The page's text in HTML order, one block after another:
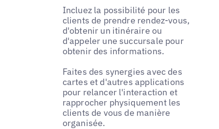
Incluez la possibilité pour les
clients de prendre rendez-vous,
d'obtenir un itinéraire ou
d'appeler une succursale pour
obtenir des informations.
Faites des synergies avec des
cartes et d'autres applications
pour relancer l'interaction et
rapprocher physiquement les
clients de vous de manière
organisée.